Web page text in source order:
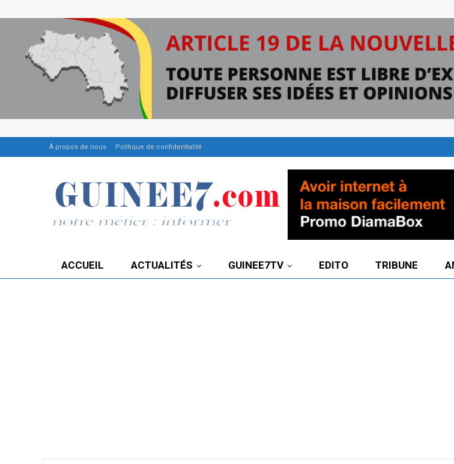
À propos de nous Politique de confidentialité
ACCUEIL ACTUALITÉS GUINEE7TV EDITO TRIBUNE